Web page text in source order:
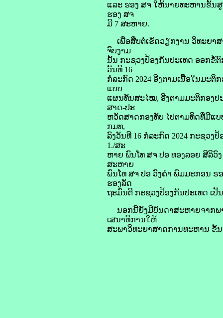
ແລະ ຮອງ ສຈ ໃຫ້ນາຍທະຫານຂັ້ນ
ຮອງ ສຈ
ມີ 7 ສະຫາຍ.
ເພື່ອສືບຕໍ່ເຮັດວຽກງານ ວິທະຍາ
ຈົບງາມ
ນັ້ນ ກະຊວງປ້ອງກັນປະເທດ ອອກຂໍ້ຕົ
ວັນທີ 16
ກໍລະກົດ 2024 ອີງຕາມເນື້ອໃນມະ
ແບບ
ແຜນທັນສະໄໝ, ອີງຕາມມະຕິກອງປ
ສາດ-ປະ
ຫວັດສາດກອງທັບ ໄປຕາມທິດທີ່ມີແ
ກມທ,
ລົງວັນທີ 16 ກໍລະກົດ 2024 ກະຊວງ
1./ສະ
ຫາຍ ພົນໂທ ສຈ ປອ ທອງລອຍ ສີລິວົ
ສະຫາຍ
ພົນໂທ ສຈ ປອ ວົງຄຳ ພົມມະກອນ ຮ
ຮອງລັດ
ຖະມົນຕີ ກະຊວງປ້ອງກັນປະເທດ ເປັ
ນອກນີ້ຍັງມີບັນດາສະຫາຍຈາກພາ
ເສນາທິການໃຫ້
ສະພາວິທະຍາສາດການທະຫານ ຂັ້